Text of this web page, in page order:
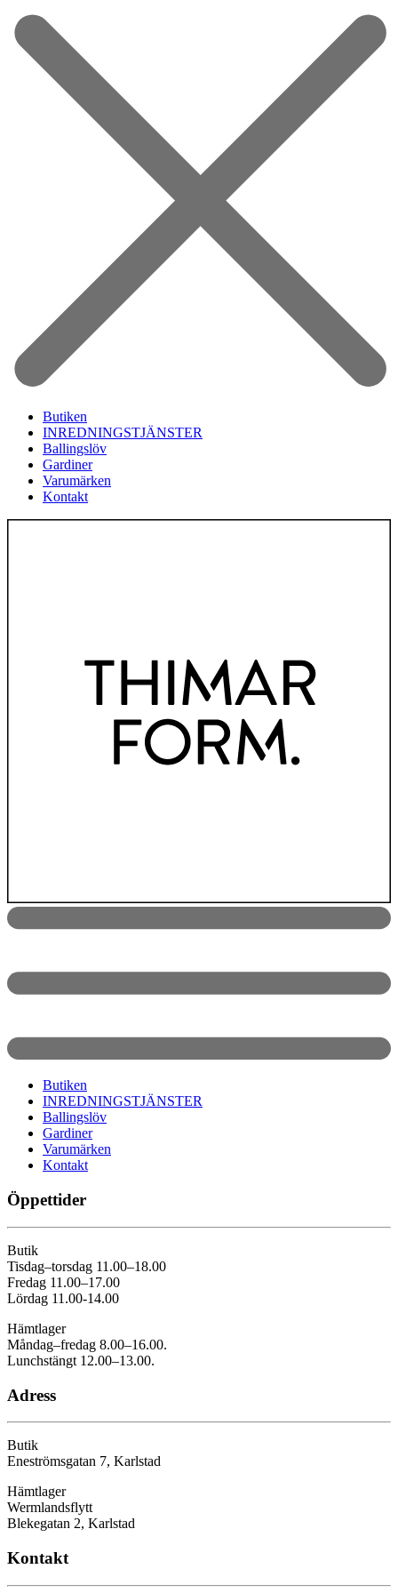
Butiken
INREDNINGSTJÄNSTER
Ballingslöv
Gardiner
Varumärken
Kontakt
Butiken
INREDNINGSTJÄNSTER
Ballingslöv
Gardiner
Varumärken
Kontakt
Öppettider
Butik
Tisdag–torsdag 11.00–18.00
Fredag 11.00–17.00
Lördag 11.00-14.00
Hämtlager
Måndag–fredag 8.00–16.00.
Lunchstängt 12.00–13.00.
Adress
Butik
Eneströmsgatan 7, Karlstad
Hämtlager
Wermlandsflytt
Blekegatan 2, Karlstad
Kontakt